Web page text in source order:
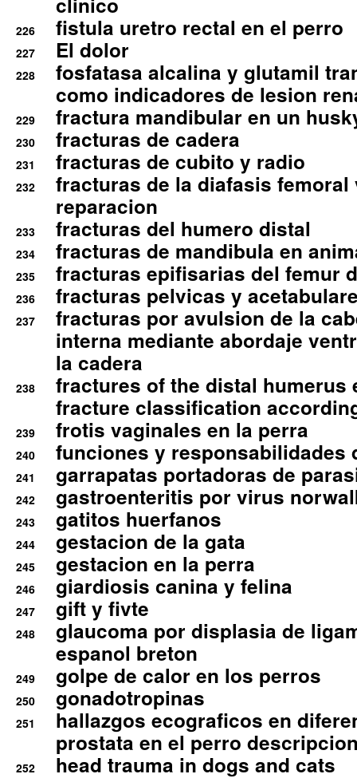
226 fistula uretro rectal en el perro
227 El dolor
228
fosfatasa alcalina y glutamil
como indicadores de lesion
229 fractura mandibular en un
230 fracturas de cadera
231 fracturas de cubito y radio
232
fracturas de la diafasis
reparacion
233 fracturas del humero distal
234 fracturas de mandibula en
235 fracturas epifisarias del femur
236 fracturas pelvicas y
237
fracturas por avulsion de la
interna mediante abordaje
la cadera
238
fractures of the distal humerus
fracture classification
239 frotis vaginales en la perra
240 funciones y responsabilidades
241 garrapatas portadoras de
242 gastroenteritis por virus
243 gatitos huerfanos
244 gestacion de la gata
245 gestacion en la perra
246 giardiosis canina y felina
247 gift y fivte
248
glaucoma por displasia de
espanol breton
249 golpe de calor en los perros
250 gonadotropinas
251
hallazgos ecograficos en
prostata en el perro
252
head trauma in dogs and cats